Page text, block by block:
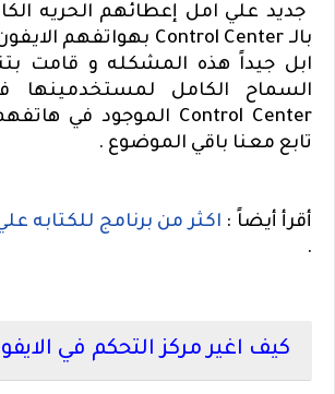
جديد علي امل إعطائهم الحريه
بالـ Control Center بهواتفهم
ابل جيداً هذه المشكله و قامت
السماح الكامل لمستخدمينها
Control Center الموجود في
تابع معنا باقي الموضوع .
أقرأ أيضاً : اكثر من برنامج للكتابه
.
كيف اغير مركز التحكم في